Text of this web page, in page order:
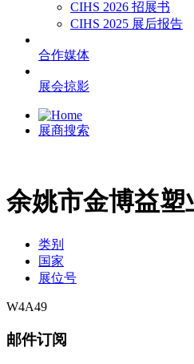
CIHS 2026 招展书
CIHS 2025 展后报告
合作媒体
展会掠影
展商搜索
余姚市金博益塑
类别
国家
展位号
W4A49
邮件订阅